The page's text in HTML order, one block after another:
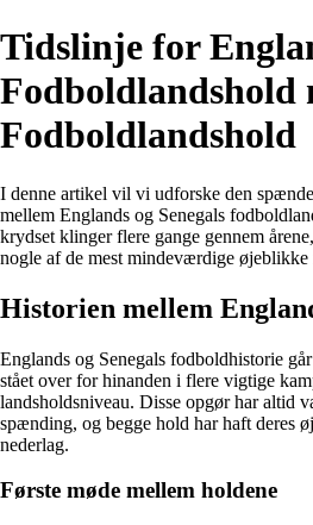
Tidslinje for
Fodboldlandshold
Fodboldlandshold
I denne artikel vil vi udforske den
mellem Englands og Senegals
krydset klinger flere gange gennem
nogle af de mest mindeværdige øjeblikke
Historien mellem
Englands og Senegals fodboldhistorie
stået over for hinanden i flere vigtige
landsholdsniveau. Disse opgør har altid
spænding, og begge hold har haft deres
nederlag.
Første møde mellem holdene